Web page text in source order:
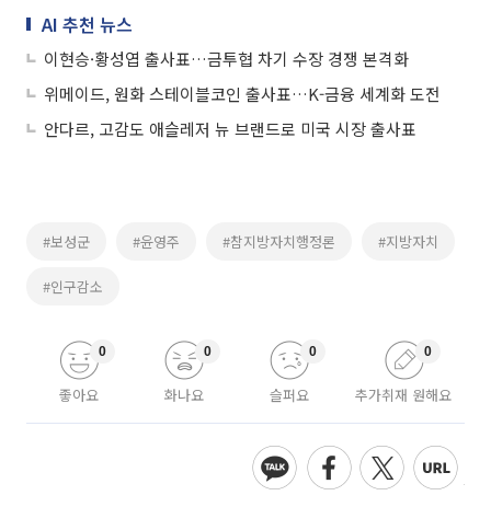
AI 추천 뉴스
이현승·황성엽 출사표…금투협 차기 수장 경쟁 본격화
위메이드, 원화 스테이블코인 출사표…K-금융 세계화 도전
안다르, 고감도 애슬레저 뉴 브랜드로 미국 시장 출사표
#보성군 #윤영주 #참지방자치행정론 #지방자치
#인구감소
좋아요
0
화나요
0
슬퍼요
0
추가취재 원해요
0